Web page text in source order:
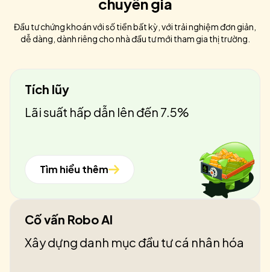
chuyên gia
Đầu tư chứng khoán với số tiền bất kỳ, với trải nghiệm đơn giản,
dễ dàng, dành riêng cho nhà đầu tư mới tham gia thị trường.
Tích lũy
Lãi suất hấp dẫn lên đến 7.5%
Tìm hiểu thêm
Cố vấn Robo AI
Xây dựng danh mục đầu tư cá nhân hóa